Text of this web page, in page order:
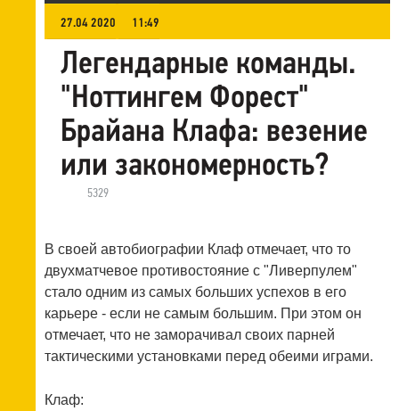
В своей автобиографии Клаф отмечает, что то
двухматчевое противостояние с "Ливерпулем"
стало одним из самых больших успехов в его
карьере - если не самым большим. При этом он
отмечает, что не заморачивал своих парней
тактическими установками перед обеими играми.
Клаф: